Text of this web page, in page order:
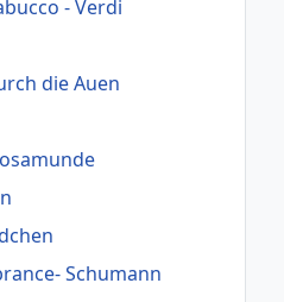
- Verdi
die Auen
Schumann